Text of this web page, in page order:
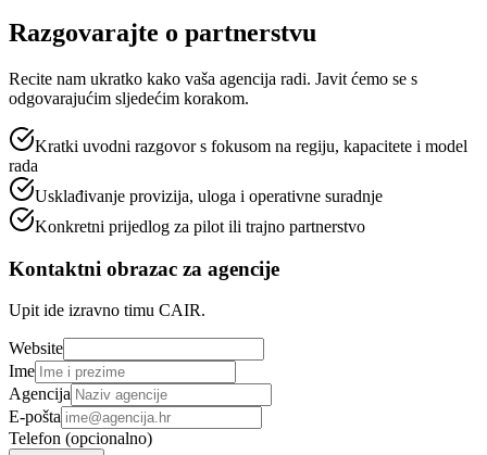
Razgovarajte o partnerstvu
Recite nam ukratko kako vaša agencija radi. Javit ćemo se s
odgovarajućim sljedećim korakom.
Kratki uvodni razgovor s fokusom na regiju, kapacitete i model
rada
Usklađivanje provizija, uloga i operativne suradnje
Konkretni prijedlog za pilot ili trajno partnerstvo
Kontaktni obrazac za agencije
Upit ide izravno timu CAIR.
Website
Ime
Agencija
E-pošta
Telefon (opcionalno)